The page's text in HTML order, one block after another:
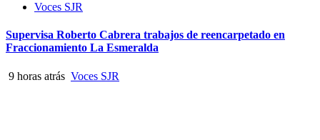
Voces SJR
Supervisa Roberto Cabrera trabajos de reencarpetado en
Fraccionamiento La Esmeralda
9 horas atrás Voces SJR